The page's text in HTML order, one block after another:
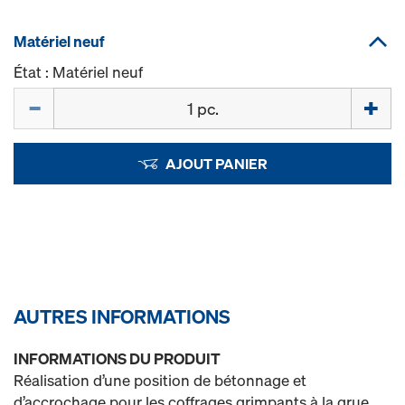
Matériel neuf
État : Matériel neuf
AJOUT PANIER
AUTRES INFORMATIONS
INFORMATIONS DU PRODUIT
Réalisation d’une position de bétonnage et